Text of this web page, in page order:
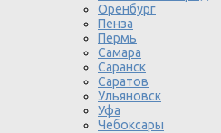
Оренбург
Пенза
Пермь
Самара
Саранск
Саратов
Ульяновск
Уфа
Чебоксары